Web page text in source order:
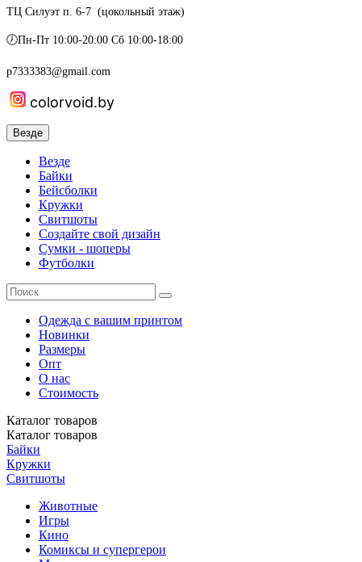
ТЦ Силуэт п. 6-7 (цокольный этаж)
🕖Пн-Пт 10:00-20:00 Сб 10:00-18:00
p7333383@gmail.com
colorvoid.by
Везде
Везде
Байки
Бейсболки
Кружки
Свитшоты
Создайте свой дизайн
Сумки - шоперы
Футболки
Одежда с вашим принтом
Новинки
Размеры
Опт
О нас
Стоимость
Каталог товаров
Каталог товаров
Байки
Кружки
Свитшоты
Животные
Игры
Кино
Комиксы и супергерои